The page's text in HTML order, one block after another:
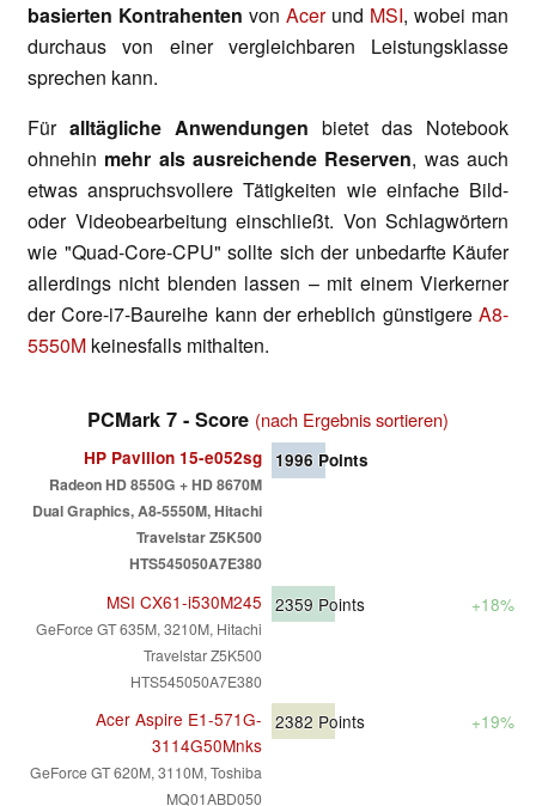
basierten Kontrahenten von Acer und MSI, wobei man
durchaus von einer vergleichbaren Leistungsklasse
sprechen kann.
Für alltägliche Anwendungen bietet das Notebook
ohnehin mehr als ausreichende Reserven, was auch
etwas anspruchsvollere Tätigkeiten wie einfache Bild-
oder Videobearbeitung einschließt. Von Schlagwörtern
wie "Quad-Core-CPU" sollte sich der unbedarfte Käufer
allerdings nicht blenden lassen – mit einem Vierkerner
der Core-i7-Baureihe kann der erheblich günstigere A8-
5550M keinesfalls mithalten.
PCMark 7 - Score (nach Ergebnis sortieren)
HP Pavilion 15-e052sg
Radeon HD 8550G + HD 8670M
Dual Graphics, A8-5550M, Hitachi
Travelstar Z5K500
HTS545050A7E380
1996 Points
MSI CX61-i530M245
GeForce GT 635M, 3210M, Hitachi
Travelstar Z5K500
HTS545050A7E380
2359 Points +18%
Acer Aspire E1-571G-
3114G50Mnks
GeForce GT 620M, 3110M, Toshiba
MQ01ABD050
2382 Points +19%